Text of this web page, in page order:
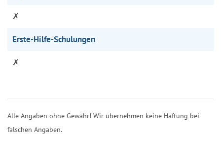
✗
Erste-Hilfe-Schulungen
✗
Alle Angaben ohne Gewähr! Wir übernehmen keine Haftung bei
falschen Angaben.